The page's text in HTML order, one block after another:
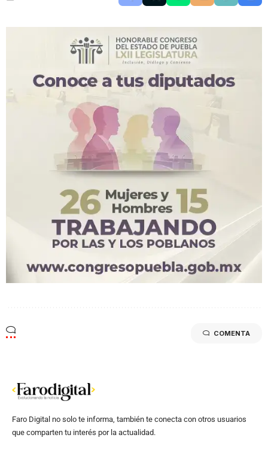
COMENTA
Faro Digital no solo te informa, también te conecta con otros usuarios
que comparten tu interés por la actualidad.